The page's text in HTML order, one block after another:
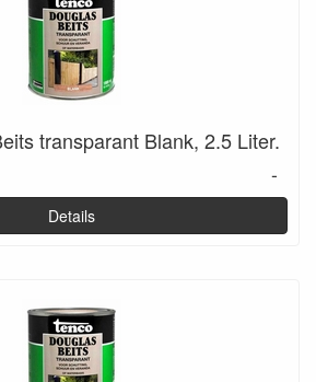
transparant Blank, 2.5 Liter.
-
Details